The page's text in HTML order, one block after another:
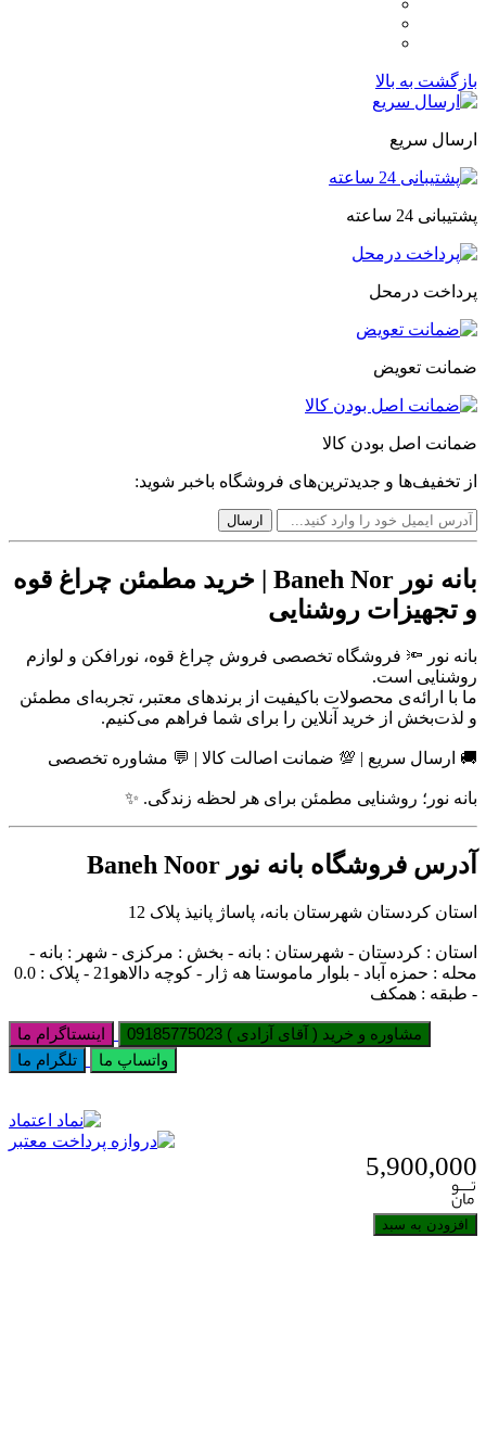
بازگشت به بالا
ارسال سریع
پشتیبانی 24 ساعته
پرداخت درمحل
ضمانت تعویض
ضمانت اصل بودن کالا
از تخفیف‌ها و جدیدترین‌های فروشگاه باخبر شوید:
بانه نور Baneh Nor | خرید مطمئن چراغ قوه
و تجهیزات روشنایی
بانه نور 🔦 فروشگاه تخصصی فروش چراغ قوه، نورافکن و لوازم
روشنایی است.
ما با ارائه‌ی محصولات باکیفیت از برندهای معتبر، تجربه‌ای مطمئن
و لذت‌بخش از خرید آنلاین را برای شما فراهم می‌کنیم.
🚚 ارسال سریع | 💯 ضمانت اصالت کالا | 💬 مشاوره تخصصی
بانه نور؛ روشنایی مطمئن برای هر لحظه زندگی. ✨
آدرس فروشگاه بانه نور Baneh Noor
استان کردستان شهرستان بانه، پاساژ پانیذ پلاک 12
استان : کردستان - شهرستان : بانه - بخش : مرکزی - شهر : بانه -
محله : حمزه آباد - بلوار ماموستا هه ژار - کوچه دالاهو21 - پلاک : 0.0
- طبقه : همکف
مشاوره و خرید ( آقای آزادی ) 09185775023
اینستاگرام ما
واتساپ ما
تلگرام ما
5,900,000
افزودن به سبد